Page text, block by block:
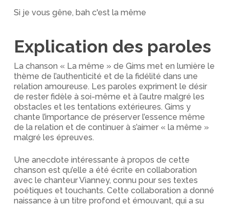
Si je vous gêne, bah c'est la même
Explication des paroles
La chanson « La même » de Gims met en lumière le
thème de l’authenticité et de la fidélité dans une
relation amoureuse. Les paroles expriment le désir
de rester fidèle à soi-même et à l’autre malgré les
obstacles et les tentations extérieures. Gims y
chante l’importance de préserver l’essence même
de la relation et de continuer à s’aimer « la même »
malgré les épreuves.
Une anecdote intéressante à propos de cette
chanson est qu’elle a été écrite en collaboration
avec le chanteur Vianney, connu pour ses textes
poétiques et touchants. Cette collaboration a donné
naissance à un titre profond et émouvant, qui a su